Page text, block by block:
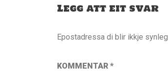
Legg att eit svar
Epostadressa di blir ikkje synleg.
KOMMENTAR *